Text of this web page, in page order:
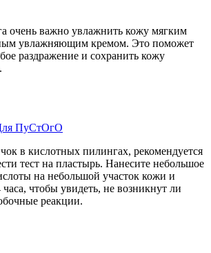
очень важно увлажнить кожу мягким
увлажняющим кремом. Это поможет
раздражение и сохранить кожу
ПуСтОгО
в кислотных пилингах, рекомендуется
тест на пластырь. Нанесите небольшое
на небольшой участок кожи и
чтобы увидеть, не возникнут ли
реакции.